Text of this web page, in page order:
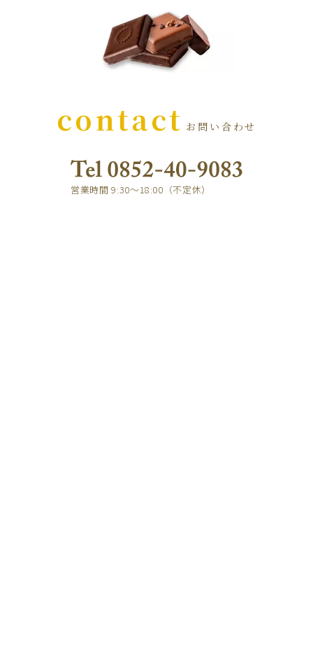
contact お問い合わせ
営業時間 9:30～18:00（不定休）